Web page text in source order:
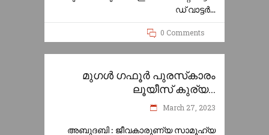
ഡ് വാട്ടർ
0 Comments
മുഗൾ ഗഫൂർ പുരസ്‌കാരം
ലൂയീസ് കുര്യ...
March 27, 2023
അബുദബി : ജീവകാരുണ്യ സാമൂഹ്യ